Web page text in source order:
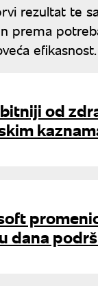
rezultat te
prema
efikasnost.
od
dana